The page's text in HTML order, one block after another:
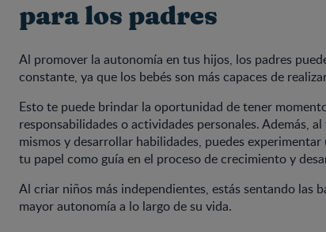
para los padres
Al promover la autonomía en tus hijos, los padres
constante, ya que los bebés son más capaces de
Esto te puede brindar la oportunidad de tener
responsabilidades o actividades personales. Además,
mismos y desarrollar habilidades, puedes
tu papel como guía en el proceso de crecimiento y
Al criar niños más independientes, estás sentando las
mayor autonomía a lo largo de su vida.